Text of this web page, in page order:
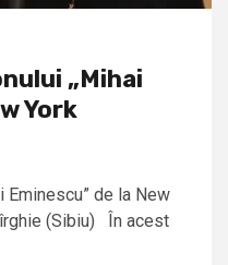
„Mihai
York
Eminescu” de la New
(Sibiu) În acest